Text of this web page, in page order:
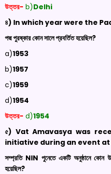
উত্তর- b)Delhi
৪) In which year were the
পদ্ম পুরষ্কার কোন সালে প্রবর্তিত হয়েছিল?
a)1953
b)1957
c)1959
d)1954
উত্তর- d)1954
৫) Vat Amavasya was
initiative during an event at
সম্প্রতি NIN পুনেতে একটি অনুষ্ঠানে কোন
হয়েছিল?